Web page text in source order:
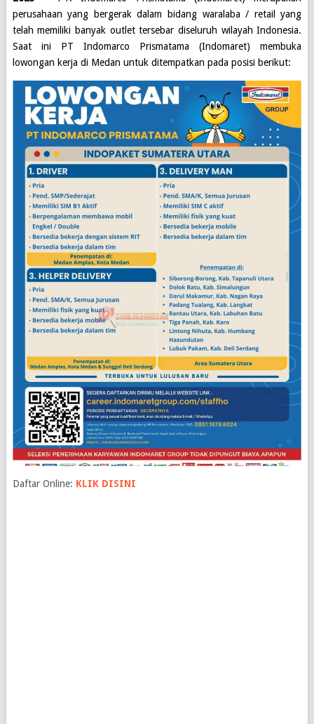
perusahaan yang bergerak dalam bidang waralaba / retail yang
telah memiliki banyak outlet tersebar diseluruh wilayah Indonesia.
Saat ini PT Indomarco Prismatama (Indomaret) membuka
lowongan kerja di Medan untuk ditempatkan pada posisi berikut:
Daftar Online: KLIK DISINI